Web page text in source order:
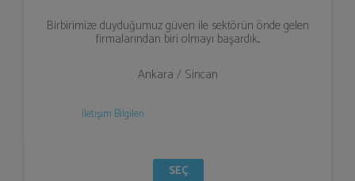
Birbirimize duyduğumuz güven ile sektörün önde gelen
firmalarından biri olmayı başardık...
Ankara / Sincan
İletişim Bilgileri
SEÇ